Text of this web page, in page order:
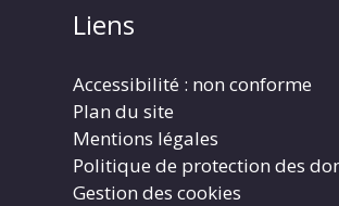
Liens
Accessibilité : non conforme
Plan du site
Mentions légales
Politique de protection des
Gestion des cookies